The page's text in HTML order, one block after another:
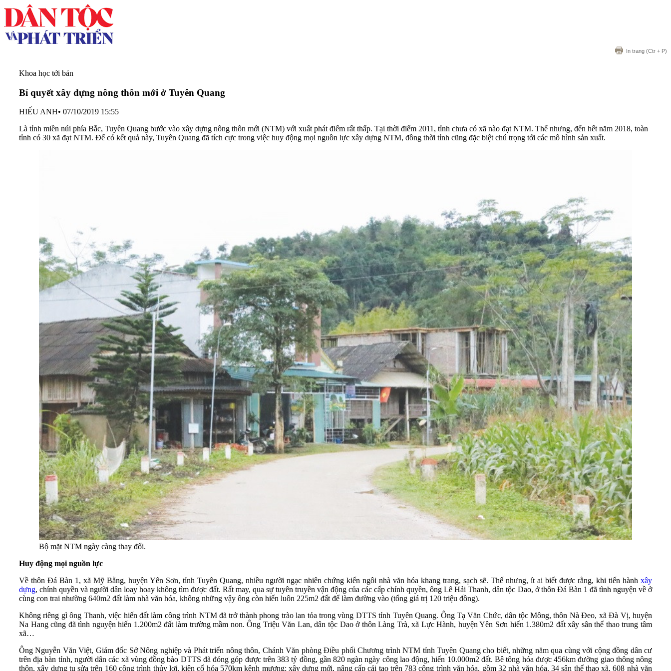
In trang (Ctr + P)
Khoa học tới bản
Bí quyết xây dựng nông thôn mới ở Tuyên Quang
HIẾU ANH• 07/10/2019 15:55
Là tỉnh miền núi phía Bắc, Tuyên Quang bước vào xây dựng nông thôn mới (NTM) với xuất phát điểm rất thấp. Tại thời điểm 2011, tỉnh chưa có xã nào đạt NTM. Thế nhưng, đến hết năm 2018, toàn
tỉnh có 30 xã đạt NTM. Để có kết quả này, Tuyên Quang đã tích cực trong việc huy động mọi nguồn lực xây dựng NTM, đồng thời tỉnh cũng đặc biệt chú trọng tới các mô hình sản xuất.
Bộ mặt NTM ngày càng thay đổi.
Huy động mọi nguồn lực
Về thôn Đá Bàn 1, xã Mỹ Bằng, huyện Yên Sơn, tỉnh Tuyên Quang, nhiều người ngạc nhiên chứng kiến ngôi nhà văn hóa khang trang, sạch sẽ. Thế nhưng, ít ai biết được rằng, khi tiến hành xây
dựng, chính quyền và người dân loay hoay không tìm được đất. Rất may, qua sự tuyên truyền vận động của các cấp chính quyền, ông Lê Hải Thanh, dân tộc Dao, ở thôn Đá Bàn 1 đã tình nguyện về ở
cùng con trai nhường 640m2 đất làm nhà văn hóa, không những vậy ông còn hiến luôn 225m2 đất để làm đường vào (tổng giá trị 120 triệu đồng).
Không riêng gì ông Thanh, việc hiến đất làm công trình NTM đã trở thành phong trào lan tỏa trong vùng DTTS tỉnh Tuyên Quang. Ông Tạ Văn Chức, dân tộc Mông, thôn Nà Đeo, xã Đà Vị, huyện
Na Hang cũng đã tình nguyện hiến 1.200m2 đất làm trường mầm non. Ông Triệu Văn Lan, dân tộc Dao ở thôn Làng Trà, xã Lực Hành, huyện Yên Sơn hiến 1.380m2 đất xây sân thể thao trung tâm
xã…
Ông Nguyễn Văn Việt, Giám đốc Sở Nông nghiệp và Phát triển nông thôn, Chánh Văn phòng Điều phối Chương trình NTM tỉnh Tuyên Quang cho biết, những năm qua cùng với cộng đồng dân cư
trên địa bàn tỉnh, người dân các xã vùng đồng bào DTTS đã đóng góp được trên 383 tỷ đồng, gần 820 ngàn ngày công lao động, hiến 10.000m2 đất. Bê tông hóa được 456km đường giao thông nông
thôn, xây dựng tu sửa trên 160 công trình thủy lợi, kiên cố hóa 570km kênh mương; xây dựng mới, nâng cấp cải tạo trên 783 công trình văn hóa, gồm 32 nhà văn hóa, 34 sân thể thao xã, 608 nhà văn